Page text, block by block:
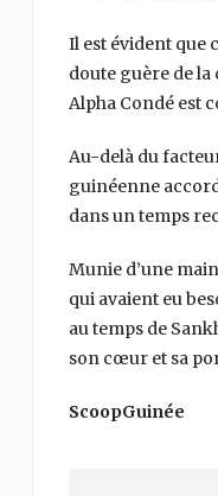
Il est évident que
doute guère de la
Alpha Condé est
Au-delà du
guinéenne
dans un temps
Munie d’une
qui avaient eu
au temps de
son cœur et sa
ScoopGuinée